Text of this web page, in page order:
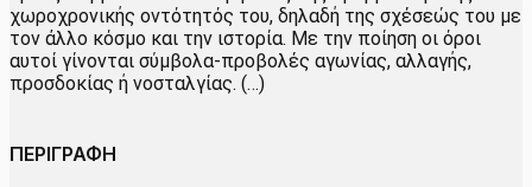
χωροχρονικής οντότητός του, δηλαδή της σχέσεώς του με
τον άλλο κόσμο και την ιστορία. Με την ποίηση οι όροι
αυτοί γίνονται σύμβολα-προβολές αγωνίας, αλλαγής,
προσδοκίας ή νοσταλγίας. (…)
ΠΕΡΙΓΡΑΦΗ